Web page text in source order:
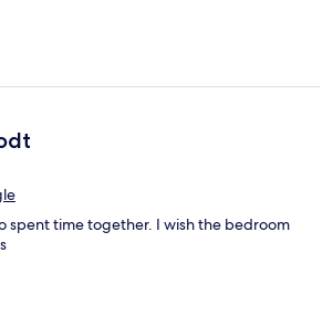
spent time together. I wish the bedroom